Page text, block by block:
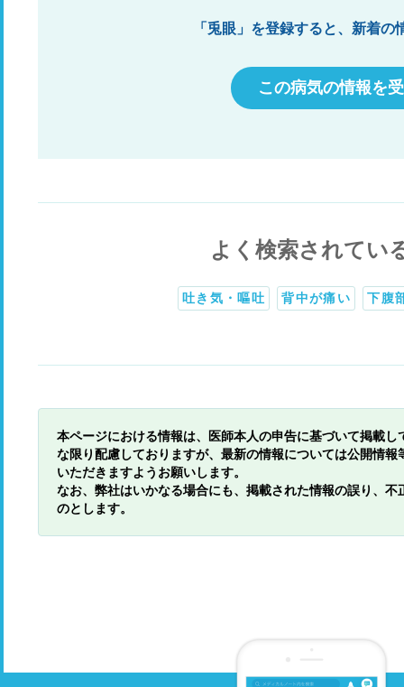
「兎眼」を登録すると、新着の
この病気の情報を
よく検索されてい
吐き気・嘔吐 背中が痛い 下腹
本ページにおける情報は、医師本人の申告に基づいて掲載
な限り配慮しておりますが、最新の情報については公開情
いただきますようお願いします。
なお、弊社はいかなる場合にも、掲載された情報の誤り、
のとします。